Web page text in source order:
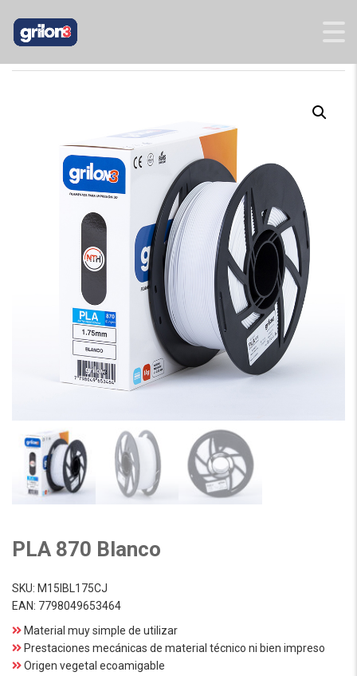
PLA 870 Blanco
SKU: M15IBL175CJ
EAN: 7798049653464
Material muy simple de utilizar
Prestaciones mecánicas de material técnico ni bien impreso
Origen vegetal ecoamigable